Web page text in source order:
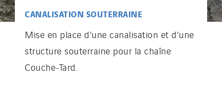
CANALISATION SOUTERRAINE
Mise en place d’une canalisation et d’une
structure souterraine pour la chaîne
Couche-Tard.